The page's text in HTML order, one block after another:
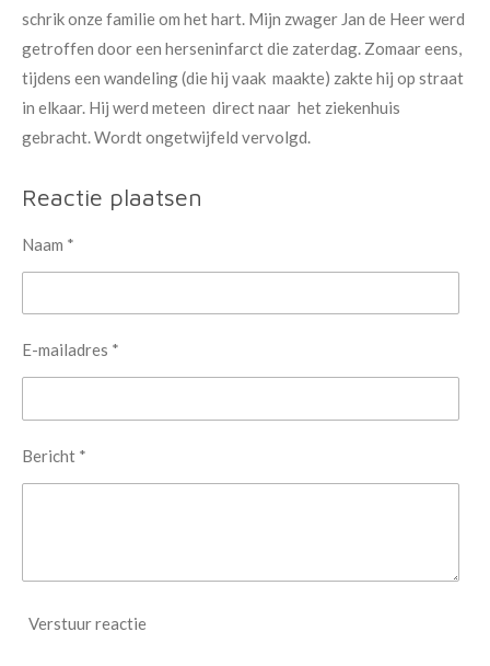
schrik onze familie om het hart. Mijn zwager Jan de Heer werd
getroffen door een herseninfarct die zaterdag. Zomaar eens,
tijdens een wandeling (die hij vaak maakte) zakte hij op straat
in elkaar. Hij werd meteen direct naar het ziekenhuis
gebracht. Wordt ongetwijfeld vervolgd.
Reactie plaatsen
Naam *
E-mailadres *
Bericht *
Verstuur reactie